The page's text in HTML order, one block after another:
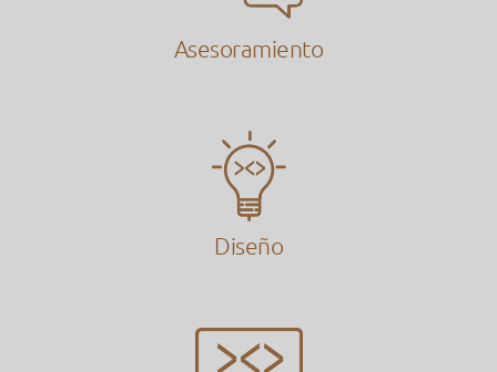
Asesoramiento
Diseño